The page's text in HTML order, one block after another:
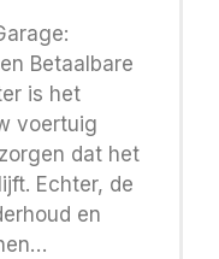
Betaalbare
is het
voertuig
dat het
Echter, de
en